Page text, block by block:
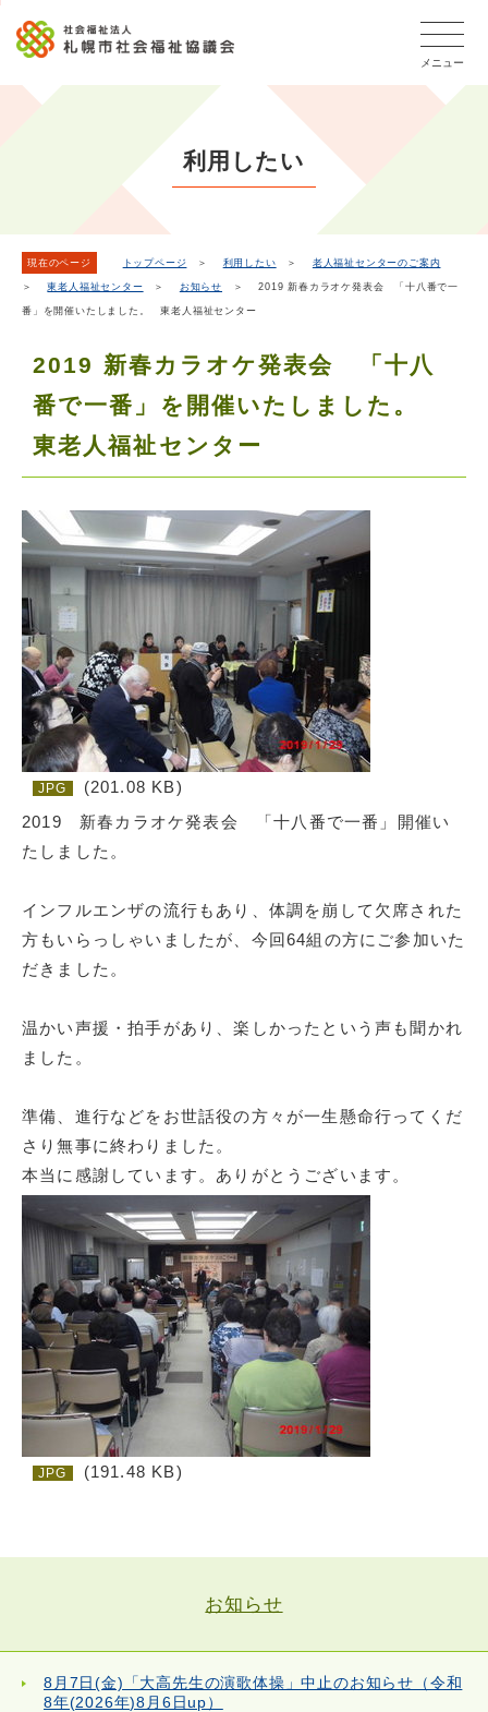
文
メニュー
か
利用したい
現在のページ トップページ ＞ 利用したい ＞ 老人福祉センターのご案内
＞東老人福祉センター ＞ お知らせ ＞ 2019 新春カラオケ発表会 「十八番で一
番」を開催いたしました。 東老人福祉センター
2019 新春カラオケ発表会 「十八
番で一番」を開催いたしました。
東老人福祉センター
JPG
(201.08 KB)
2019 新春カラオケ発表会 「十八番で一番」開催い
たしました。
インフルエンザの流行もあり、体調を崩して欠席された
方もいらっしゃいましたが、今回64組の方にご参加いた
だきました。
温かい声援・拍手があり、楽しかったという声も聞かれ
ました。
準備、進行などをお世話役の方々が一生懸命行ってくだ
さり無事に終わりました。
本当に感謝しています。ありがとうございます。
JPG (191.48 KB)
お知らせ
8月7日(金)「大高先生の演歌体操」中止のお知らせ（令和
8年(2026年)8月6日up）
こ
フ
タ
こ